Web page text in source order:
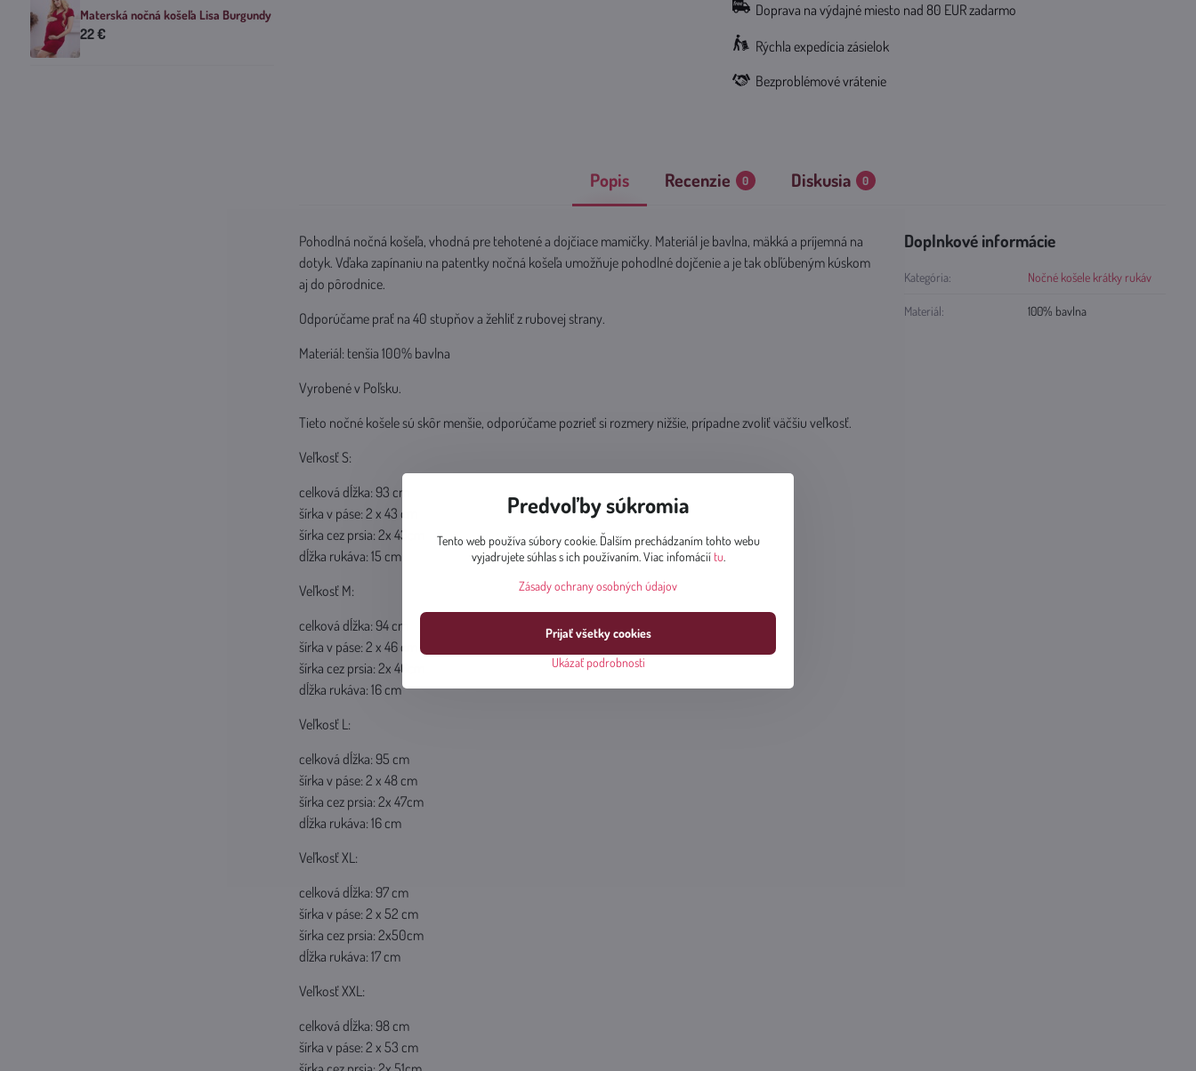
Doprava na výdajné miesto nad 80 EUR zadarmo
Rýchla expedícia zásielok
Bezproblémové vrátenie
Popis Recenzie 0 Diskusia 0
Pohodlná nočná košeľa, vhodná pre tehotené a dojčiace mamičky. Materiál je bavlna, mäkká a príjemná na
dotyk. Vďaka zapínaniu na patentky nočná košeľa umožňuje pohodlné dojčenie a je tak obľúbeným kúskom
aj do pôrodnice.
Odporúčame prať na 40 stupňov a žehliť z rubovej strany.
Materiál: tenšia 100% bavlna
Vyrobené v Poľsku.
Tieto nočné košele sú skôr menšie, odporúčame pozrieť si rozmery nižšie, prípadne zvoliť väčšiu veľkosť.
Veľkosť S:
celková dĺžka: 93 cm
šírka v páse: 2 x 43 cm
šírka cez prsia: 2x 43cm
dĺžka rukáva: 15 cm
Veľkosť M:
celková dĺžka: 94 cm
šírka v páse: 2 x 46 cm
šírka cez prsia: 2x 46cm
dĺžka rukáva: 16 cm
Veľkosť L:
celková dĺžka: 95 cm
šírka v páse: 2 x 48 cm
šírka cez prsia: 2x 47cm
dĺžka rukáva: 16 cm
Veľkosť XL:
celková dĺžka: 97 cm
šírka v páse: 2 x 52 cm
šírka cez prsia: 2x50cm
dĺžka rukáva: 17 cm
Veľkosť XXL:
celková dĺžka: 98 cm
šírka v páse: 2 x 53 cm
Doplnkové informácie
Kategória: Nočné košele krátky rukáv
Materiál: 100% bavlna
Materská nočná košeľa Lisa Burgundy
22 €
Predvoľby súkromia
Tento web používa súbory cookie. Ďalším prechádzaním tohto webu
vyjadrujete súhlas s ich používaním. Viac infomáciítu.
Zásady ochrany osobných údajov
Ukázať podrobnosti
Prijať všetky cookies